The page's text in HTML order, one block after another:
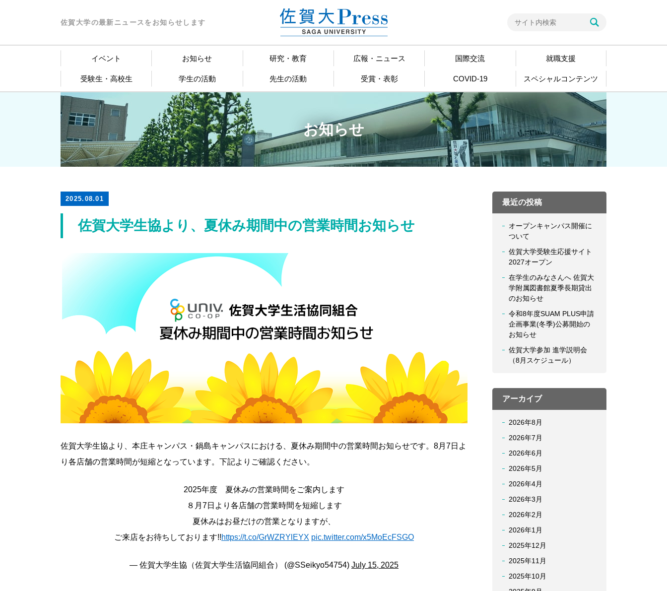
佐賀大学の最新ニュースをお知らせします
イベント お知らせ 研究・教育 広報・ニュース 国際交流 就職支援
受験生・高校生 学生の活動 先生の活動 受賞・表彰 COVID-19 スペシャルコンテンツ
お知らせ
2025.08.01
佐賀大学生協より、夏休み期間中の営業時間お知らせ
佐賀大学生協より、本庄キャンパス・鍋島キャンパスにおける、夏休み期間中の営業時間お知らせです。8月7日よ
り各店舗の営業時間が短縮となっています。下記よりご確認ください。
2025年度 夏休みの営業時間をご案内します
８月7日より各店舗の営業時間を短縮します
夏休みはお昼だけの営業となりますが、
ご来店をお待ちしております!!https://t.co/GrWZRYlEYX pic.twitter.com/x5MoEcFSGO
— 佐賀大学生協（佐賀大学生活協同組合） (@SSeikyo54754) July 15, 2025
最近の投稿
オープンキャンパス開催に
ついて
佐賀大学受験生応援サイト
2027オープン
在学生のみなさんへ 佐賀大
学附属図書館夏季長期貸出
のお知らせ
令和8年度SUAM PLUS申請
企画事業(冬季)公募開始の
お知らせ
佐賀大学参加 進学説明会
（8月スケジュール）
アーカイブ
2026年8月
2026年7月
2026年6月
2026年5月
2026年4月
2026年3月
2026年2月
2026年1月
2025年12月
2025年11月
2025年10月